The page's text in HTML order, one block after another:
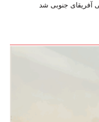
آفریقای جنوبی شد